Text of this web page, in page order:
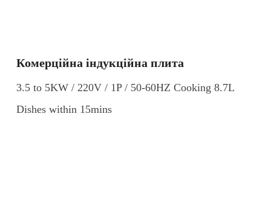
Комерційна індукційна плита
3.5 to 5KW / 220V / 1P / 50-60HZ Cooking 8.7L
Dishes within 15mins